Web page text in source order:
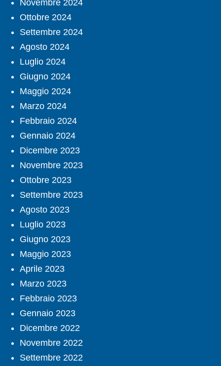
Novembre 2024
Ottobre 2024
Settembre 2024
Agosto 2024
Luglio 2024
Giugno 2024
Maggio 2024
Marzo 2024
Febbraio 2024
Gennaio 2024
Dicembre 2023
Novembre 2023
Ottobre 2023
Settembre 2023
Agosto 2023
Luglio 2023
Giugno 2023
Maggio 2023
Aprile 2023
Marzo 2023
Febbraio 2023
Gennaio 2023
Dicembre 2022
Novembre 2022
Settembre 2022